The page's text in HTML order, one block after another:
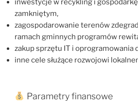
inwestycje w recykling i
zamkniętym,
zagospodarowanie terenów
ramach gminnych programów
zakup sprzętu IT i oprogramowania
inne cele służące rozwojowi
Parametry finansowe